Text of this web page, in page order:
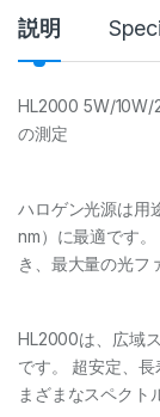
説明
HL2000 5W/10W/
の測定
ハロゲン光源は用
nm）に最適です
き、最大量の光フ
HL2000は、広域
です。 超安定、
まざまなスペクト